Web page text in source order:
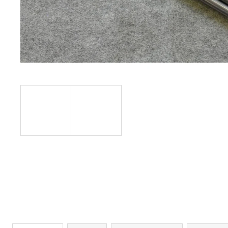
STARTOVACÍ NÁBOJE FIOCCHI 8MM
500 Kč